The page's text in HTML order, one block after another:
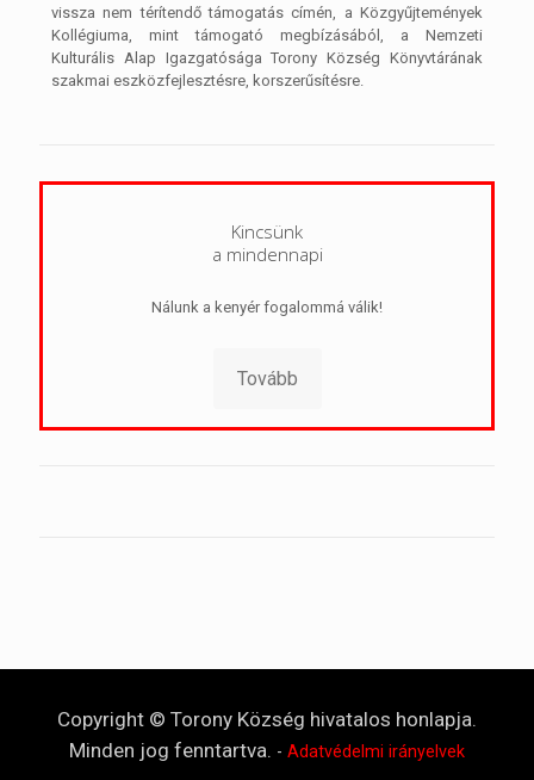
vissza nem térítendő támogatás címén, a Közgyűjtemények
Kollégiuma, mint támogató megbízásából, a Nemzeti
Kulturális Alap Igazgatósága Torony Község Könyvtárának
szakmai eszközfejlesztésre, korszerűsítésre.
Kincsünk
a mindennapi
Nálunk a kenyér fogalommá válik!
Tovább
Copyright © Torony Község hivatalos honlapja.
Minden jog fenntartva. - Adatvédelmi irányelvek